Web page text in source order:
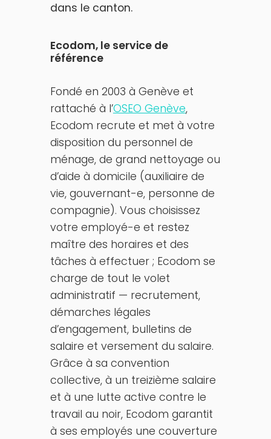
dans le canton.
Ecodom, leservicede
référence
Fondé en 2003 à Genève et
rattaché à l’OSEO Genève,
Ecodom recrute et met à votre
disposition du personnel de
ménage, de grand nettoyage ou
d’aide à domicile (auxiliaire de
vie, gouvernant-e, personne de
compagnie). Vous choisissez
votre employé-e et restez
maître des horaires et des
tâches à effectuer ; Ecodom se
charge de tout le volet
administratif — recrutement,
démarches légales
d’engagement, bulletins de
salaire et versement du salaire.
Grâce à sa convention
collective, à un treizième salaire
et à une lutte active contre le
travail au noir, Ecodom garantit
à ses employés une couverture